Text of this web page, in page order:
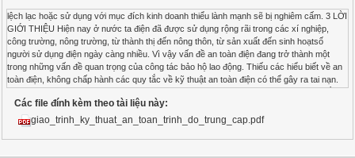
lệch lạc hoặc sử dụng với mục đích kinh doanh thiểu lành mạnh sẽ bị nghiêm cấm. 3 LỜI
GIỚI THIỆU Hiện nay ở nước ta điện đã được sử dụng rộng rãi trong các xí nghiệp,
công trường, nông trường, từ thành thị đến nông thôn, từ sản xuất đến sinh hoạtsố
người sử dụng điện ngày càng nhiều. Vì vậy vấn đề an toàn điện đang trở thành một
trong những vấn đề quan trọng của công tác bảo hộ lao động. Thiếu các hiểu biết về an
toàn điện, không chấp hành các quy tắc về kỹ thuật an toàn điện có thể gây ra tai nạn.
giác quan như nghe, nhìn, ngửi mà chỉ có thể biết được khi tiếp xúc với các phần tử
mang điện, xong lúc đó có thể bị chấn thương trầm trọng, thậm chí chết người. Chính vì
thế cần thiết có kiến thức cơ bản về an toàn điện. Cấu trúc Giáo trình Kỹ thuật an toàn
này gồm 6 chương: 1. Chương 1: Kỹ thuật an toàn điện 2. Chương 2: Công tác phòng
chống cháy nổ 3. Chương 3: Kỹ thuật an toàn áp lực 4. Chương 4: Kỹ thuật an toàn khi
Các file đính kèm theo tài liệu này:
giao_trinh_ky_thuat_an_toan_trinh_do_trung_cap.pdf